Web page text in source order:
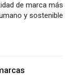
de marca más
y sostenible